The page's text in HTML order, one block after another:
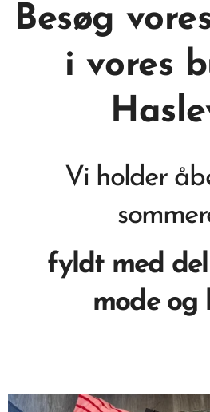
Besøg
i vores
Vi holder
fyldt med
mode og